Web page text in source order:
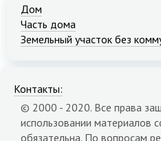
Дом
Часть дома
Земельный участок без
Контакты:
© 2000 - 2020. Все права
использовании материалов
обязательна. По вопросам